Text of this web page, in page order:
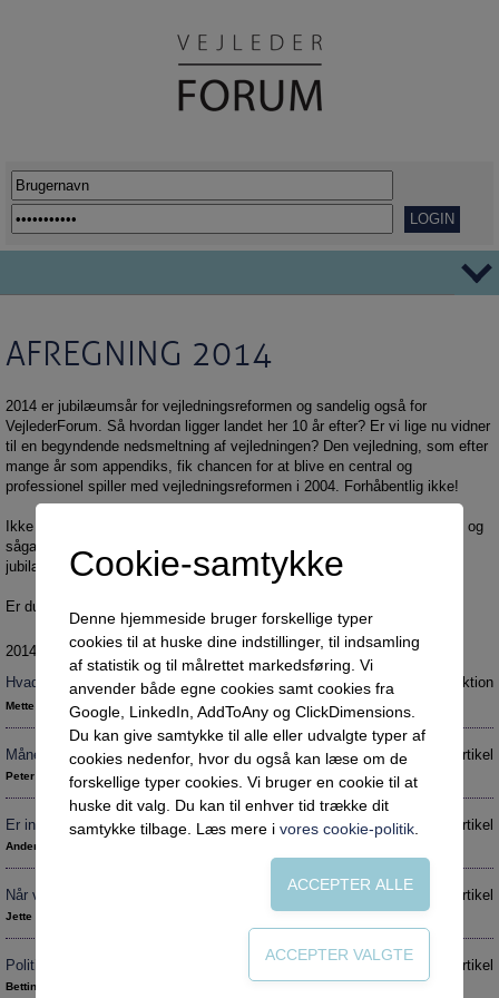
Ordblindhed
Her går det godt
Udflytning af uddannelser
Social retfærdighed
Netværk
Intelligens
Uddannelser under corona
Vejledningsindsatsen under corona
Professioner under pres
Veje til virkeligheden
Den kommunale ungeindsats
Social mobilitet
Praksischok
Borgeren i centrum
AFVEJE
VIDENSDELING
KORT OG GODT
OM VEJLEDERFORUM
Abonnement
Tilmelding og prøveperiode
Abonnementspriser
Kontakt
Vilkår og betingelser
AFREGNING 2014
2014 er jubilæumsår for vejledningsreformen og sandelig også for
VejlederForum. Så hvordan ligger landet her 10 år efter? Er vi lige nu vidner
til en begyndende nedsmeltning af vejledningen? Den vejledning, som efter
mange år som appendiks, fik chancen for at blive en central og
professionel spiller med vejledningsreformen i 2004. Forhåbentlig ikke!
Ikke desto mindre bliver der talt om både en afvikling, en rundbarbering og
sågar en massakre af vejledningen. Så velkommen til et
jubilæumsnummer, som tydeligvis ikke bare er et jubelnummer.
Er du ikke tilmeldt VejlederForum? Få en
2014 nr. 2
Hvad nu? Vejlednings-swot anno 2014
Mette Marie Callesen
Introduktion
Månens bagside
Peter Plant
Artikel
Er individuelle indsatser en mirakelkur?
Anders Ladegaard
Artikel
Når vejledningens sag bliver folkeskolens fag
Jette Fischer
Artikel
Politik er gift for reformer
Bettina Post
Artikel
Cookie-samtykke
Denne hjemmeside bruger forskellige typer
cookies til at huske dine indstillinger, til indsamling
af statistik og til målrettet markedsføring. Vi
anvender både egne cookies samt cookies fra
Google, LinkedIn, AddToAny og ClickDimensions.
Du kan give samtykke til alle eller udvalgte typer af
cookies nedenfor, hvor du også kan læse om de
forskellige typer cookies. Vi bruger en cookie til at
huske dit valg. Du kan til enhver tid trække dit
samtykke tilbage. Læs mere i vores cookie-politik